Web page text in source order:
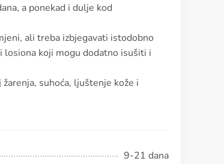
a ponekad i dulje kod
ali treba izbjegavati istodobno
koji mogu dodatno isušiti i
suhoća, ljuštenje kože i
9-21 dana